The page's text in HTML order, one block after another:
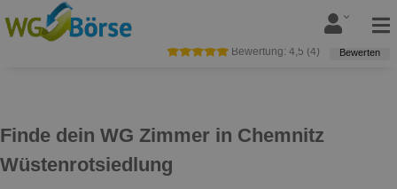
Finde dein WG Zimmer in Chemnitz
Wüstenrotsiedlung
Bewertung: 4,5 (4) Bewerten